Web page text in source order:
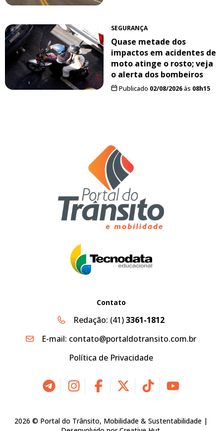
SEGURANÇA
Quase metade dos
impactos em acidentes de
moto atinge o rosto; veja
o alerta dos bombeiros
Publicado 02/08/2026às 08h15
Contato
Redação: (41)3361-1812
E-mail: contato@portaldotransito.com.br
Política de Privacidade
2026 © Portal do Trânsito, Mobilidade & Sustentabilidade |